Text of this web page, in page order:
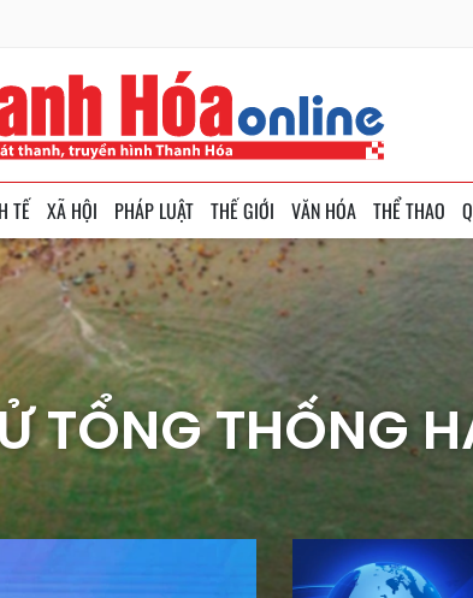
TẾ XÃ HỘI PHÁP LUẬT THẾ GIỚI VĂN HÓA THỂ THAO
TỔNG THỐNG